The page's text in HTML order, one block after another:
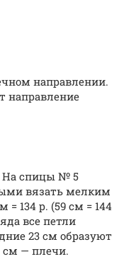
направлении.
направление
На спицы № 5
вязать мелким
134 р. (59 см = 144
все петли
23 см образуют
см — плечи.